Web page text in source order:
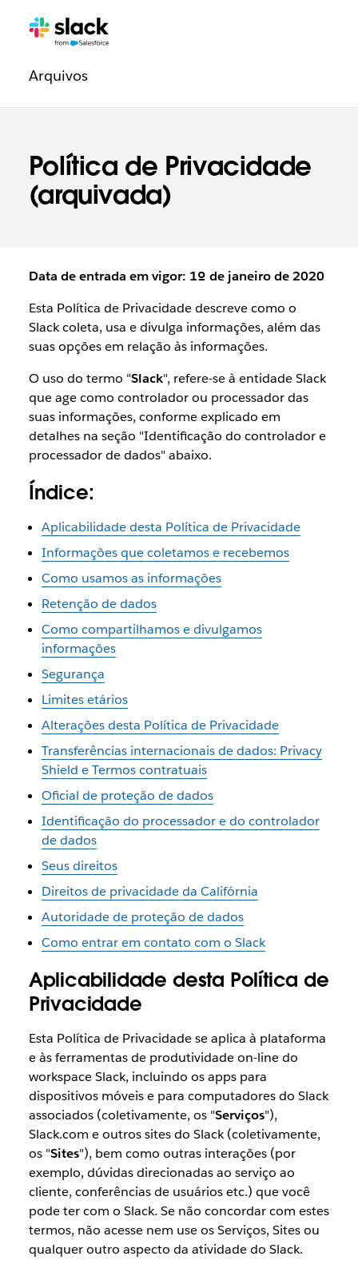
Política de Privacidade
(arquivada)
Navegação
legalPáginas
Arquivosadicionais
Data de entrada em vigor: 1º de janeiro de 2020
Esta Política de Privacidade descreve como o
Slack coleta, usa e divulga informações, além das
suas opções em relação às informações.
O uso do termo "Slack", refere-se à entidade Slack
que age como controlador ou processador das
suas informações, conforme explicado em
detalhes na seção "Identificação do controlador e
processador de dados" abaixo.
Índice:
Aplicabilidade desta Política de Privacidade
Informações que coletamos e recebemos
Como usamos as informações
Retenção de dados
Como compartilhamos e divulgamos
informações
Segurança
Limites etários
Alterações desta Política de Privacidade
Transferências internacionais de dados: Privacy
Shield e Termos contratuais
Oficial de proteção de dados
Identificação do processador e do controlador
de dados
Seus direitos
Direitos de privacidade da Califórnia
Autoridade de proteção de dados
Como entrar em contato com o Slack
Aplicabilidade desta Política de
Privacidade
Esta Política de Privacidade se aplica à plataforma
e às ferramentas de produtividade on-line do
workspace Slack, incluindo os apps para
dispositivos móveis e para computadores do Slack
associados (coletivamente, os "Serviços"),
Slack.com e outros sites do Slack (coletivamente,
os "Sites"), bem como outras interações (por
exemplo, dúvidas direcionadas ao serviço ao
cliente, conferências de usuários etc.) que você
pode ter com o Slack. Se não concordar com estes
termos, não acesse nem use os Serviços, Sites ou
qualquer outro aspecto da atividade do Slack.